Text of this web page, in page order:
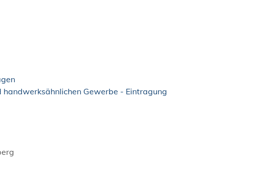
Gewerbe - Eintragung